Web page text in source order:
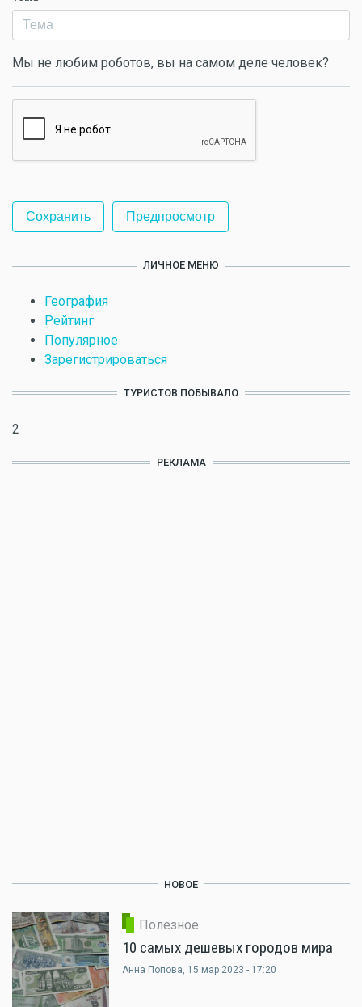
Мы не любим роботов, вы на самом деле человек?
ЛИЧНОЕ МЕНЮ
География
Рейтинг
Популярное
Зарегистрироваться
ТУРИСТОВ ПОБЫВАЛО
2
РЕКЛАМА
НОВОЕ
Полезное
10 самых дешевых городов мира
Анна Попова, 15 мар 2023 - 17:20